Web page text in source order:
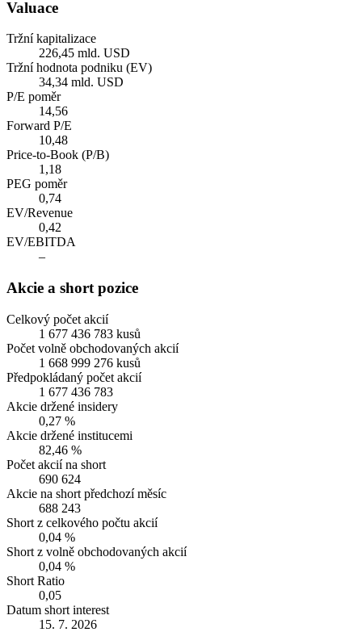
Valuace
Tržní kapitalizace
226,45 mld. USD
Tržní hodnota podniku (EV)
34,34 mld. USD
P/E poměr
14,56
Forward P/E
10,48
Price-to-Book (P/B)
1,18
PEG poměr
0,74
EV/Revenue
0,42
EV/EBITDA
–
Akcie a short pozice
Celkový počet akcií
1 677 436 783 kusů
Počet volně obchodovaných akcií
1 668 999 276 kusů
Předpokládaný počet akcií
1 677 436 783
Akcie držené insidery
0,27 %
Akcie držené institucemi
82,46 %
Počet akcií na short
690 624
Akcie na short předchozí měsíc
688 243
Short z celkového počtu akcií
0,04 %
Short z volně obchodovaných akcií
0,04 %
Short Ratio
0,05
Datum short interest
15. 7. 2026